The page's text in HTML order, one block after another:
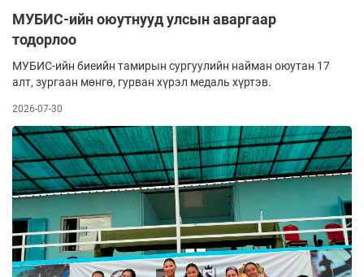
МУБИС-ийн оюутнууд улсын аваргаар
тодорлоо
МУБИС-ийн биеийн тамирын сургуулийн найман оюутан 17
алт, зургаан мөнгө, гурван хүрэл медаль хүртэв.
2026-07-30